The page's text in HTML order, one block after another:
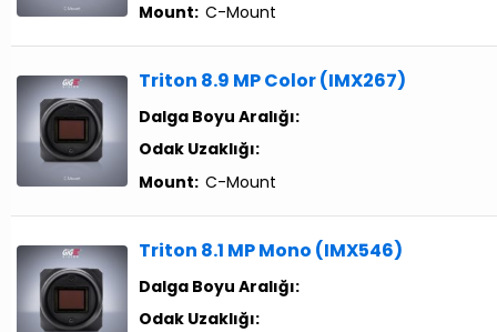
Mount: C-Mount
Triton 8.9 MP Color (IMX267)
Dalga Boyu Aralığı:
Odak Uzaklığı:
Mount: C-Mount
Triton 8.1 MP Mono (IMX546)
Dalga Boyu Aralığı:
Odak Uzaklığı: